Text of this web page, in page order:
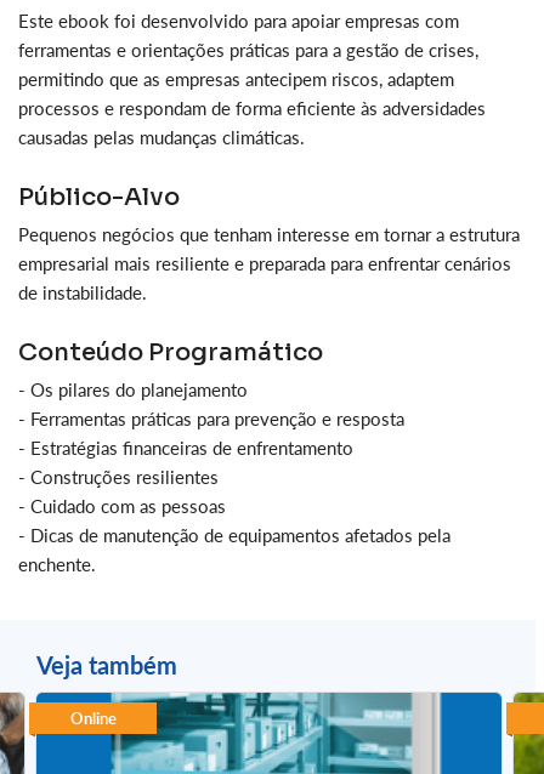
Este ebook foi desenvolvido para apoiar empresas com
ferramentas e orientações práticas para a gestão de crises,
permitindo que as empresas antecipem riscos, adaptem
processos e respondam de forma eficiente às adversidades
causadas pelas mudanças climáticas.
Público-Alvo
Pequenos negócios que tenham interesse em tornar a estrutura
empresarial mais resiliente e preparada para enfrentar cenários
de instabilidade.
Conteúdo Programático
- Os pilares do planejamento
- Ferramentas práticas para prevenção e resposta
- Estratégias financeiras de enfrentamento
- Construções resilientes
- Cuidado com as pessoas
- Dicas de manutenção de equipamentos afetados pela
enchente.
Veja também
Online